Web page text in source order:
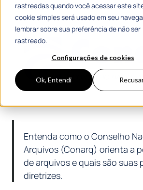
rastreadas quando você acessar este
cookie simples será usado em seu
lembrar sobre sua preferência de não ser
rastreado.
Configurações de cookies
Ok, Entendi
Entenda como o Conselho
Arquivos (Conarq) orienta a
de arquivos e quais são suas
diretrizes.